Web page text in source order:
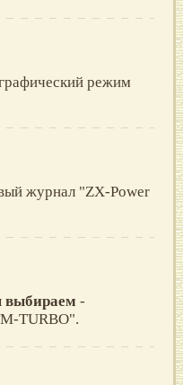
режим
журнал "ZX-Power
выбираем -
TURBO".